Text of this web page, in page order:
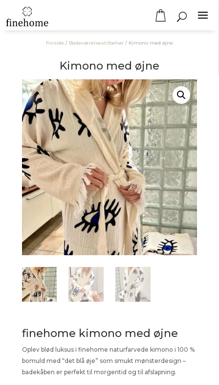
Forside/ Badeværelsestilbehør/ Kimono med øjne
Kimono med øjne
finehome kimono med øjne
Oplev blød luksus i finehome naturfarvede kimono i 100 %
bomuld med “det blå øje” som smukt mønsterdesign –
badekåben er perfekt til morgentid og til afslapning.